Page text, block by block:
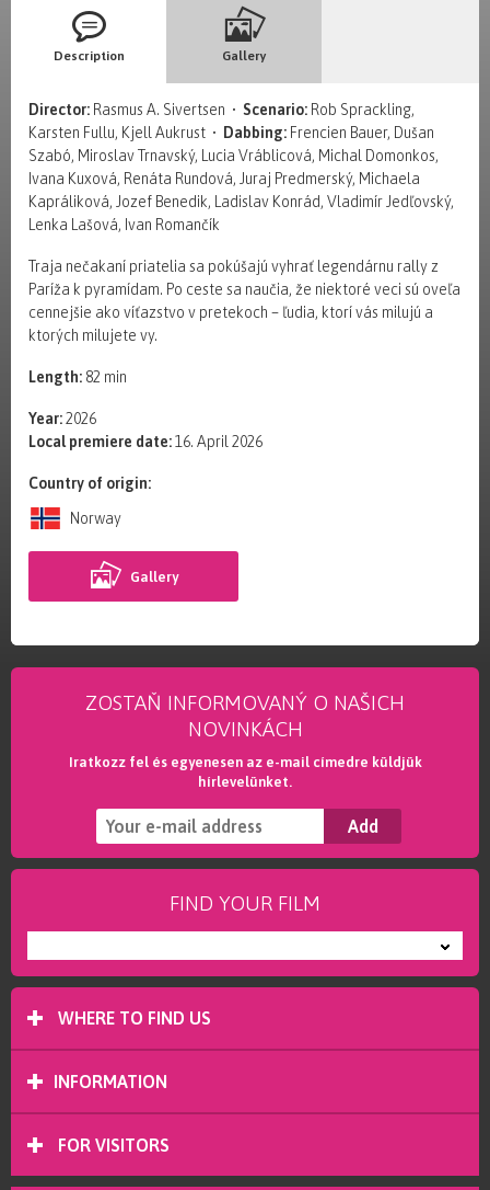
Description Gallery
Director: Rasmus A. Sivertsen • Scenario: Rob Sprackling,
Karsten Fullu, Kjell Aukrust • Dabbing: Frencien Bauer, Dušan
Szabó, Miroslav Trnavský, Lucia Vráblicová, Michal Domonkos,
Ivana Kuxová, Renáta Rundová, Juraj Predmerský, Michaela
Kapráliková, Jozef Benedik, Ladislav Konrád, Vladimír Jedľovský,
Lenka Lašová, Ivan Romančík
Traja nečakaní priatelia sa pokúšajú vyhrať legendárnu rally z
Paríža k pyramídam. Po ceste sa naučia, že niektoré veci sú oveľa
cennejšie ako víťazstvo v pretekoch – ľudia, ktorí vás milujú a
ktorých milujete vy.
Length: 82 min
Year:2026
Local premiere date:16. April 2026
Country of origin:
Norway
Gallery
ZOSTAŇ INFORMOVANÝ O NAŠICH
NOVINKÁCH
Iratkozz fel és egyenesen az e-mail címedre küldjük
hírlevelünket.
FIND YOUR FILM
WHERE TO FIND US
INFORMATION
FOR VISITORS